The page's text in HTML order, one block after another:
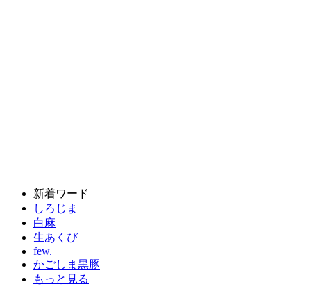
新着ワード
しろじま
白麻
生あくび
few.
かごしま黒豚
もっと見る